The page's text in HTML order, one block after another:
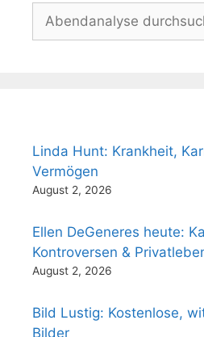
Suchen
Linda Hunt: Krankheit,
Vermögen
August 2, 2026
Ellen DeGeneres heute:
Kontroversen &
August 2, 2026
Bild Lustig: Kostenlose,
Bilder